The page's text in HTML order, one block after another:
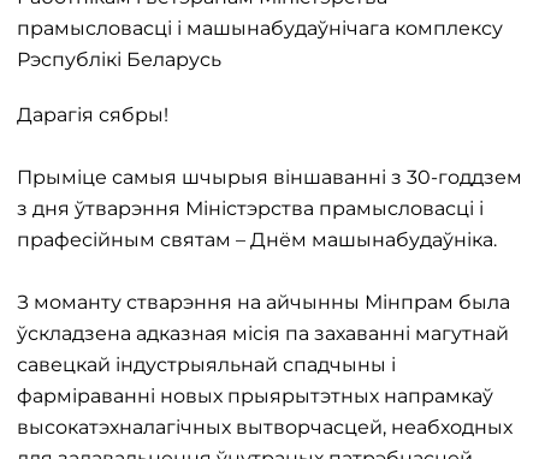
прамысловасці і машынабудаўнічага комплексу
Рэспублікі Беларусь
Дарагія сябры!
Прыміце самыя шчырыя віншаванні з 30-годдзем
з дня ўтварэння Міністэрства прамысловасці і
прафесійным святам – Днём машынабудаўніка.
З моманту стварэння на айчынны Мінпрам была
ўскладзена адказная місія па захаванні магутнай
савецкай індустрыяльнай спадчыны і
фарміраванні новых прыярытэтных напрамкаў
высокатэхналагічных вытворчасцей, неабходных